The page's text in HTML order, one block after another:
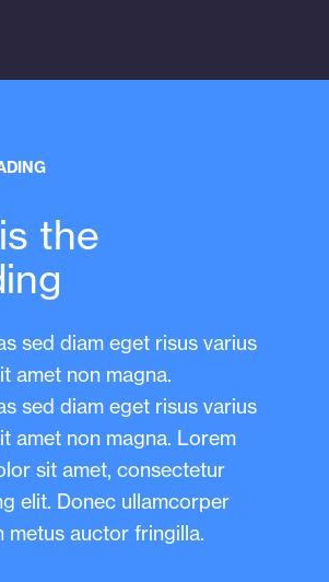
the
sed diam eget risus varius
amet non magna.
sed diam eget risus varius
amet non magna. Lorem
sit amet, consectetur
elit. Donec ullamcorper
metus auctor fringilla.